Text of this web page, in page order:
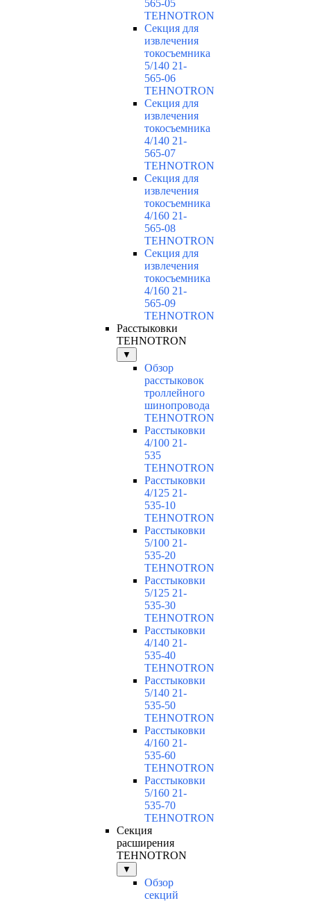
565-05
TEHNOTRON
Секция для
извлечения
токосъемника
5/140 21-
565-06
TEHNOTRON
Секция для
извлечения
токосъемника
4/140 21-
565-07
TEHNOTRON
Секция для
извлечения
токосъемника
4/160 21-
565-08
TEHNOTRON
Секция для
извлечения
токосъемника
4/160 21-
565-09
TEHNOTRON
Расстыковки
TEHNOTRON
▼
Обзор
расстыковок
троллейного
шинопровода
TEHNOTRON
Расстыковки
4/100 21-
535
TEHNOTRON
Расстыковки
4/125 21-
535-10
TEHNOTRON
Расстыковки
5/100 21-
535-20
TEHNOTRON
Расстыковки
5/125 21-
535-30
TEHNOTRON
Расстыковки
4/140 21-
535-40
TEHNOTRON
Расстыковки
5/140 21-
535-50
TEHNOTRON
Расстыковки
4/160 21-
535-60
TEHNOTRON
Расстыковки
5/160 21-
535-70
TEHNOTRON
Секция
расширения
TEHNOTRON
▼
Обзор
секций